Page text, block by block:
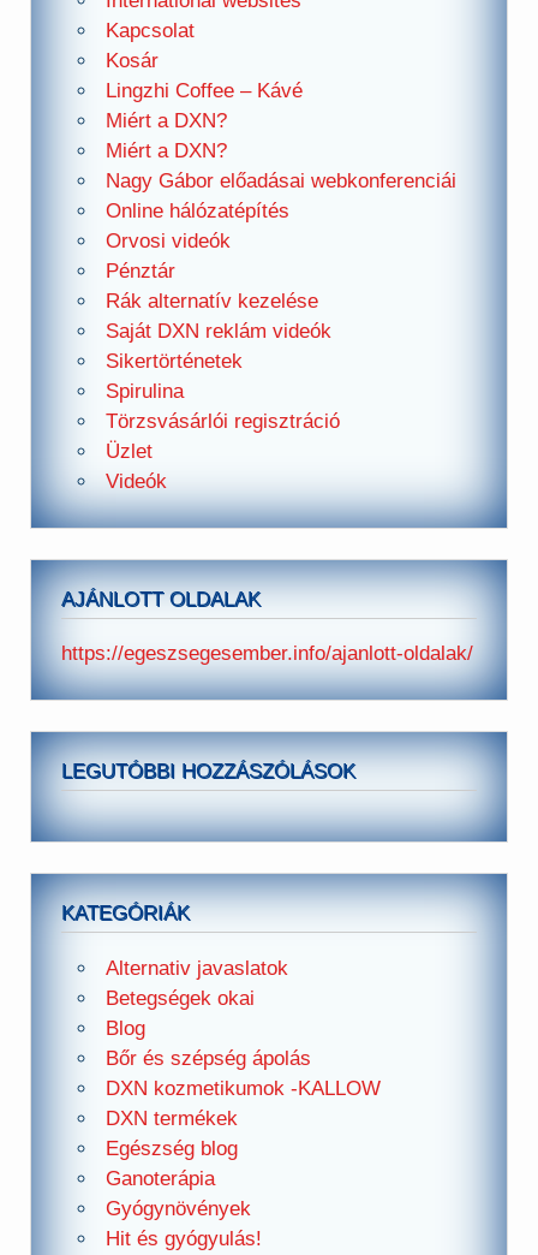
Kapcsolat
Kosár
Lingzhi Coffee – Kávé
Miért a DXN?
Miért a DXN?
Nagy Gábor előadásai webkonferenciái
Online hálózatépítés
Orvosi videók
Pénztár
Rák alternatív kezelése
Saját DXN reklám videók
Sikertörténetek
Spirulina
Törzsvásárlói regisztráció
Üzlet
Videók
AJÁNLOTT OLDALAK
https://egeszsegesember.info/ajanlott-oldalak/
LEGUTÓBBI HOZZÁSZÓLÁSOK
KATEGÓRIÁK
Alternativ javaslatok
Betegségek okai
Blog
Bőr és szépség ápolás
DXN kozmetikumok -KALLOW
DXN termékek
Egészség blog
Ganoterápia
Gyógynövények
Hit és gyógyulás!